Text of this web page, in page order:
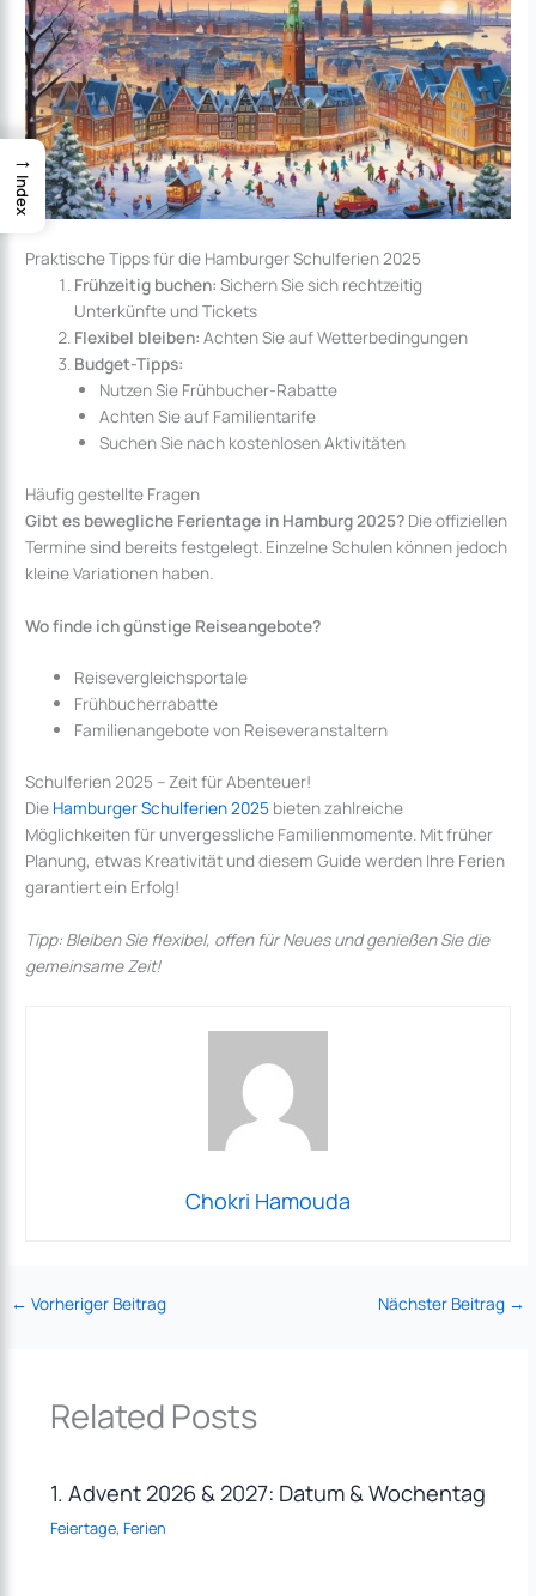
Praktische Tipps für die Hamburger Schulferien 2025
Frühzeitig buchen: Sichern Sie sich rechtzeitig
Unterkünfte und Tickets
Flexibel bleiben: Achten Sie auf Wetterbedingungen
Budget-Tipps:
Nutzen Sie Frühbucher-Rabatte
Achten Sie auf Familientarife
Suchen Sie nach kostenlosen Aktivitäten
Häufig gestellte Fragen
Gibt es bewegliche Ferientage in Hamburg 2025? Die offiziellen
Termine sind bereits festgelegt. Einzelne Schulen können jedoch
kleine Variationen haben.
Wo finde ich günstige Reiseangebote?
Reisevergleichsportale
Frühbucherrabatte
Familienangebote von Reiseveranstaltern
Schulferien 2025 – Zeit für Abenteuer!
Die Hamburger Schulferien 2025 bieten zahlreiche
Möglichkeiten für unvergessliche Familienmomente. Mit früher
Planung, etwas Kreativität und diesem Guide werden Ihre Ferien
garantiert ein Erfolg!
Tipp: Bleiben Sie flexibel, offen für Neues und genießen Sie die
gemeinsame Zeit!
Chokri Hamouda
← Vorheriger Beitrag Nächster Beitrag →
Related Posts
1. Advent 2026 & 2027: Datum & Wochentag
Feiertage, Ferien
→
Index